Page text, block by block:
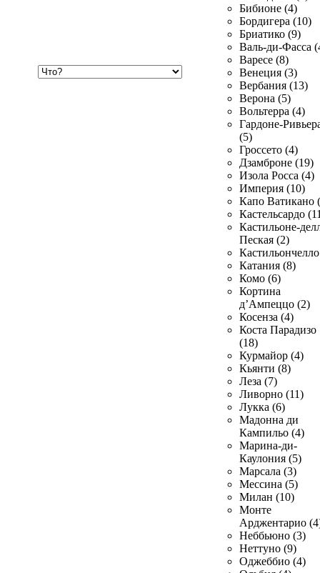
Бибионе (4)
Бордигера (10)
Бриатико (9)
Валь-ди-Фасса
Варесе (8)
Венеция (3)
Вербания (13)
Верона (5)
Вольтерра (4)
Гардоне-
(5)
Гроссето (4)
Дзамброне (19)
Изола Росса (4)
Империя (10)
Капо Ватикано
Кастельсардо
Кастильоне-
Пеская (2)
Катания (8)
Комо (6)
Кортина
д’Ампеццо (2)
Косенза (4)
Коста Парадизо
(18)
Курмайор (4)
Кьянти (8)
Леза (7)
Ливорно (11)
Лукка (6)
Мадонна ди
Кампильо (4)
Марина-ди-
Каулония (5)
Марсала (3)
Мессина (5)
Милан (10)
Монте
Арджентарио
Неббьюно (3)
Неттуно (9)
Оджеббио (4)